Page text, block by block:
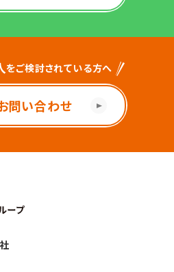
をご検討されている方へ
問い合わせ